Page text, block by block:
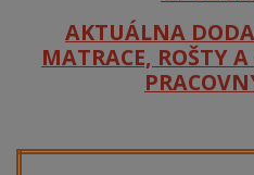
AKTUÁLNA
MATRACE, ROŠTY